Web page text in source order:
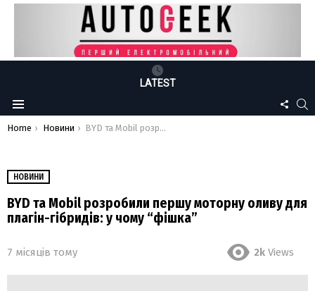
LATEST
Menu
US
You are here:
Home Новини BYD та Mobil розробили першу моторну оливу для плагін-гібридів: у чому “фішка”
НОВИНИ
BYD та Mobil розробили першу моторну оливу для
плагін-гібридів: у чому “фішка”
7 місяців тому 2k Views